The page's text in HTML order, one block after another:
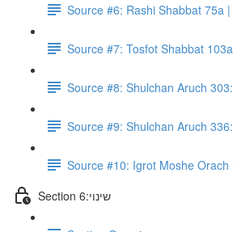
Section 6:שינוי